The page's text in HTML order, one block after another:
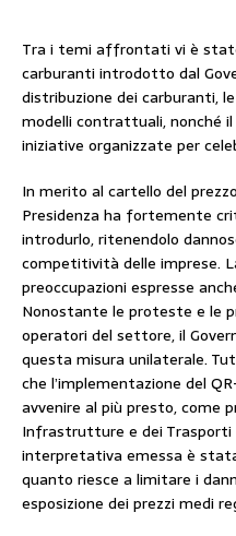
Tra i temi affrontati vi è
carburanti introdotto dal
distribuzione dei carburanti,
modelli contrattuali, nonché il
iniziative organizzate per
In merito al cartello del
Presidenza ha fortemente
introdurlo, ritenendolo
competitività delle imprese.
preoccupazioni espresse
Nonostante le proteste e le
operatori del settore, il
questa misura unilaterale.
che l’implementazione del
avvenire al più presto, come
Infrastrutture e dei Trasporti
interpretativa emessa è
quanto riesce a limitare i
esposizione dei prezzi medi